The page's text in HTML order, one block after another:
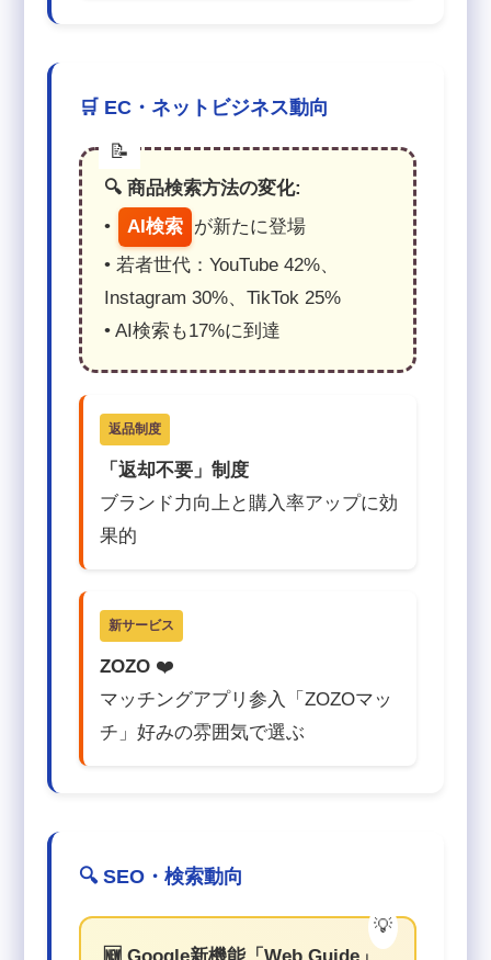
🛒 EC・ネットビジネス動向
🔍 商品検索方法の変化:
•
AI検索 が新たに登場
• 若者世代：YouTube 42%、
Instagram 30%、TikTok 25%
• AI検索も17%に到達
返品制度
「返却不要」制度
ブランド力向上と購入率アップに効
果的
新サービス
ZOZO ❤️
マッチングアプリ参入「ZOZOマッ
チ」好みの雰囲気で選ぶ
🔍 SEO・検索動向